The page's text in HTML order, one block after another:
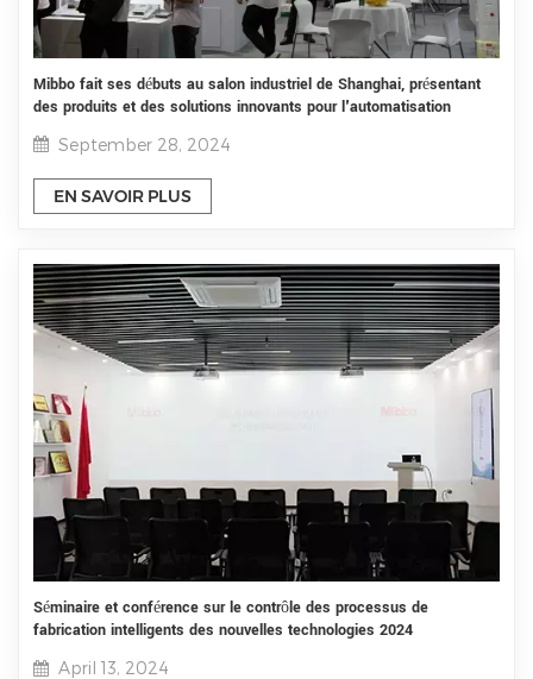
Mibbo fait ses débuts au salon industriel de Shanghai, présentant
des produits et des solutions innovants pour l'automatisation
September 28, 2024
EN SAVOIR PLUS
Séminaire et conférence sur le contrôle des processus de
fabrication intelligents des nouvelles technologies 2024
April 13, 2024